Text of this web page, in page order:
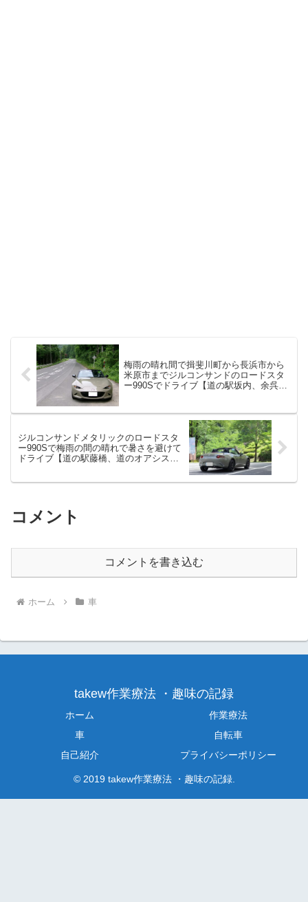
梅雨の晴れ間で揖斐川町から長浜市から
米原市までジルコンサンドのロードスタ
ー990Sでドライブ【道の駅坂内、余呉
ジルコンサンドメタリックのロードスタ
ー990Sで梅雨の間の晴れで暑さを避けて
ドライブ【道の駅藤橋、道のオアシスフ
コメント
コメントを書き込む
ホーム 車
takew作業療法 ・趣味の記録
ホーム
作業療法
車
自転車
自己紹介
プライバシーポリシー
© 2019 takew作業療法 ・趣味の記録.